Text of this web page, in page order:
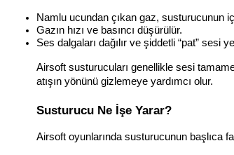
Namlu ucundan çıkan gaz, susturucunun
Gazın hızı ve basıncı düşürülür.
Ses dalgaları dağılır ve şiddetli “pat” sesi
Airsoft susturucuları genellikle sesi
atışın yönünü gizlemeye yardımcı olur.
Susturucu Ne İşe Yarar?
Airsoft oyunlarında susturucunun başlıca